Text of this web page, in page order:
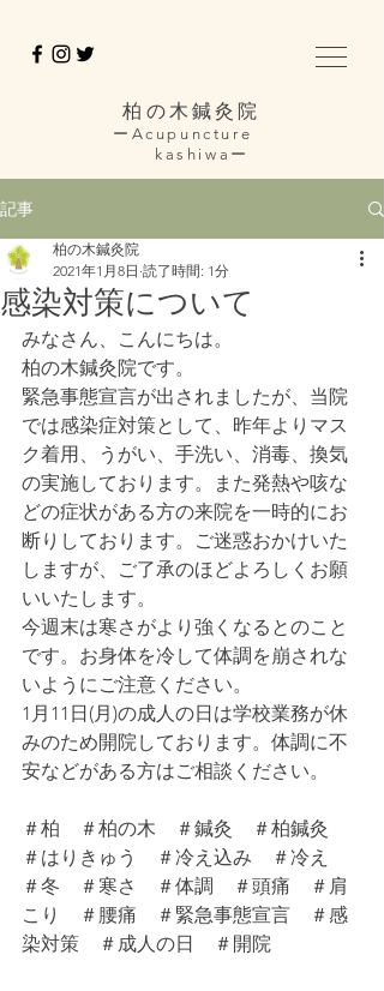
柏の木鍼灸院
ーAcupuncture
kashiwaー
記事
感染対策について
柏の木鍼灸院
2021年1月8日 読了時間: 1分
みなさん、こんにちは。
柏の木鍼灸院です。
緊急事態宣言が出されましたが、当院
では感染症対策として、昨年よりマス
ク着用、うがい、手洗い、消毒、換気
の実施しております。また発熱や咳な
どの症状がある方の来院を一時的にお
断りしております。ご迷惑おかけいた
しますが、ご了承のほどよろしくお願
いいたします。
今週末は寒さがより強くなるとのこと
です。お身体を冷して体調を崩されな
いようにご注意ください。
1月11日(月)の成人の日は学校業務が休
みのため開院しております。体調に不
安などがある方はご相談ください。
＃柏　＃柏の木　＃鍼灸　＃柏鍼灸
＃はりきゅう　＃冷え込み　＃冷え
＃冬　＃寒さ　＃体調　＃頭痛　＃肩
こり　＃腰痛　＃緊急事態宣言　＃感
染対策　＃成人の日　＃開院